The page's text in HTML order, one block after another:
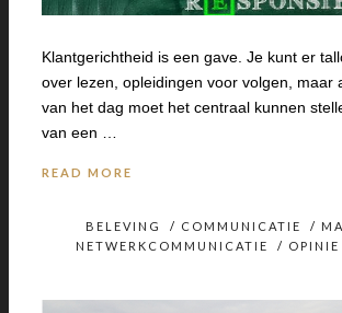
Klantgerichtheid is een gave. Je kunt er
over lezen, opleidingen voor volgen, maar
van het dag moet het centraal kunnen
van een …
READ MORE
BELEVING / COMMUNICATIE /
NETWERKCOMMUNICATIE
/ OPINIE